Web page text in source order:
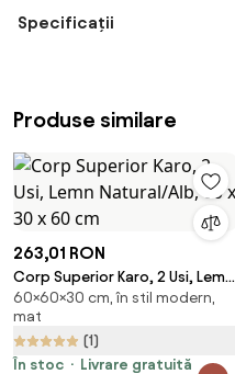
Specificații
Produse similare
263,01 RON
Corp Superior Karo, 2 Usi, Lemn
Natural/Alb, 60 x 30 x 60 cm
60×60×30 cm, în stil modern,
mat
(1)
În stoc
Livrare gratuită